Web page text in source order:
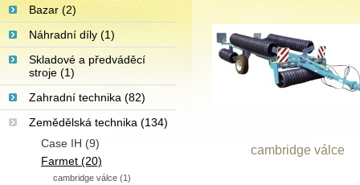
cambridge válce
Bazar (2)
Náhradní díly (1)
Skladové a předváděcí
stroje (1)
Zahradní technika (82)
Zemědělská technika (134)
Case IH (9)
Farmet (20)
cambridge válce (1)